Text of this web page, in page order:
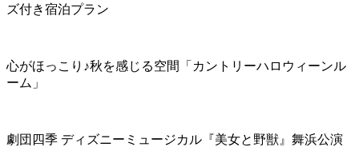
ズ付き宿泊プラン
心がほっこり♪秋を感じる空間「カントリーハロウィーンル
ーム」
劇団四季 ディズニーミュージカル『美女と野獣』舞浜公演